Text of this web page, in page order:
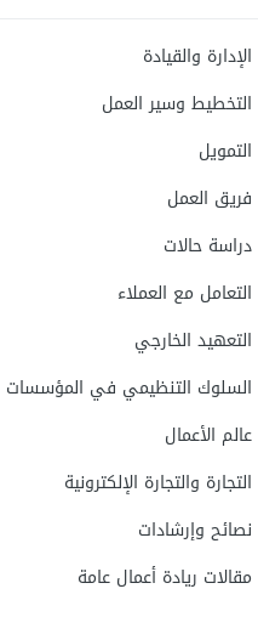
الإدارة والقيادة
التخطيط وسير العمل
التمويل
فريق العمل
دراسة حالات
التعامل مع العملاء
التعهيد الخارجي
السلوك التنظيمي في المؤسسات
عالم الأعمال
التجارة والتجارة الإلكترونية
نصائح وإرشادات
مقالات ريادة أعمال عامة